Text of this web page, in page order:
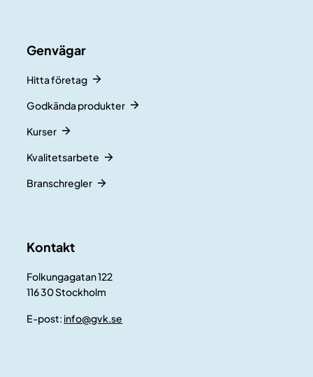
Genvägar
Hitta företag
Godkända produkter
Kurser
Kvalitetsarbete
Branschregler
Kontakt
Folkungagatan 122
116 30 Stockholm
E-post: info@gvk.se